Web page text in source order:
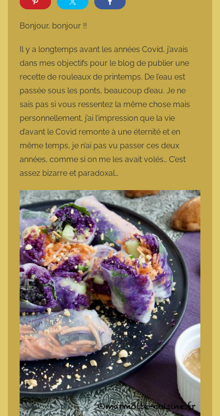
r
o
t
t
e
Bonjour, bonjour !!
Il y a longtemps avant les années Covid, j’avais
dans mes objectifs pour le blog de publier une
recette de rouleaux de printemps. De l’eau est
passée sous les ponts, beaucoup d’eau. Je ne
sais pas si vous ressentez la même chose mais
personnellement, j’ai l’impression que la vie
d’avant le Covid remonte à une éternité et en
même temps, je n’ai pas vu passer ces deux
années, comme si on me les avait volés… C’est
assez bizarre et paradoxal…